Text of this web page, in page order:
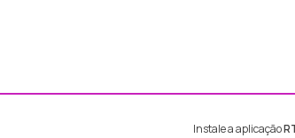
Instale a aplicação